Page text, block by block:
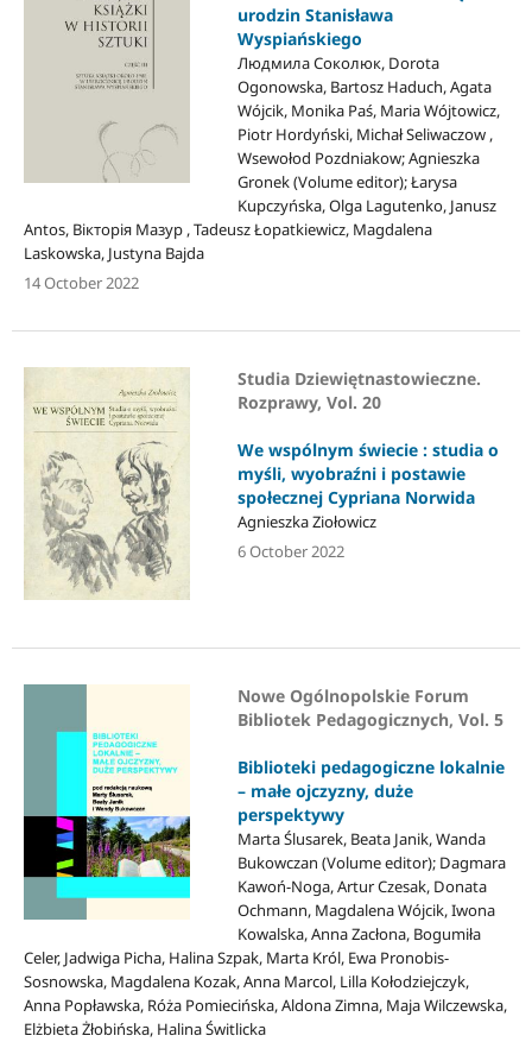
urodzin Stanisława
Wyspiańskiego
Людмила Соколюк, Dorota
Ogonowska, Bartosz Haduch, Agata
Wójcik, Monika Paś, Maria Wójtowicz,
Piotr Hordyński, Michał Seliwaczow ,
Wsewołod Pozdniakow; Agnieszka
Gronek (Volume editor); Łarysa
Kupczyńska, Olga Lagutenko, Janusz
Antos, Вікторія Мазур , Tadeusz Łopatkiewicz, Magdalena
Laskowska, Justyna Bajda
14 October 2022
Studia Dziewiętnastowieczne.
Rozprawy, Vol. 20
We wspólnym świecie : studia o
myśli, wyobraźni i postawie
społecznej Cypriana Norwida
Agnieszka Ziołowicz
6 October 2022
Nowe Ogólnopolskie Forum
Bibliotek Pedagogicznych, Vol. 5
Biblioteki pedagogiczne lokalnie
– małe ojczyzny, duże
perspektywy
Marta Ślusarek, Beata Janik, Wanda
Bukowczan (Volume editor); Dagmara
Kawoń-Noga, Artur Czesak, Donata
Ochmann, Magdalena Wójcik, Iwona
Kowalska, Anna Zacłona, Bogumiła
Celer, Jadwiga Picha, Halina Szpak, Marta Król, Ewa Pronobis-
Sosnowska, Magdalena Kozak, Anna Marcol, Lilla Kołodziejczyk,
Anna Popławska, Róża Pomiecińska, Aldona Zimna, Maja Wilczewska,
Elżbieta Żłobińska, Halina Świtlicka